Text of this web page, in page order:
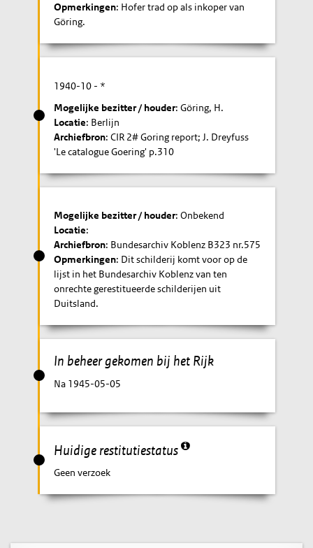
Opmerkingen: Hofer trad op als inkoper van
Göring.
1940-10 - *
Mogelijke bezitter / houder: Göring, H.
Locatie: Berlijn
Archiefbron: CIR 2# Goring report; J. Dreyfuss
'Le catalogue Goering' p.310
Mogelijke bezitter / houder: Onbekend
Locatie:
Archiefbron: Bundesarchiv Koblenz B323 nr.575
Opmerkingen: Dit schilderij komt voor op de
lijst in het Bundesarchiv Koblenz van ten
onrechte gerestitueerde schilderijen uit
Duitsland.
In beheer gekomen bij het Rijk
Na 1945-05-05
Huidige restitutiestatus
Geen verzoek